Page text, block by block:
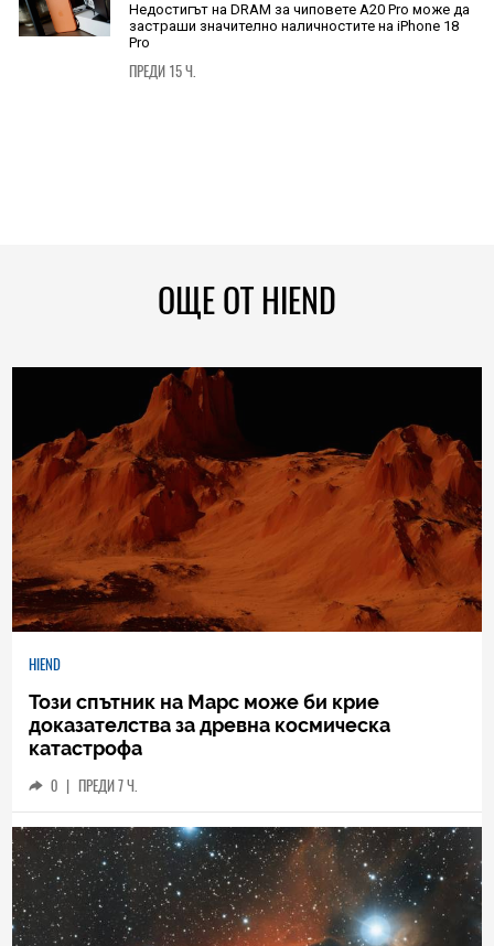
Недостигът на DRAM за чиповете A20 Pro може да
застраши значително наличностите на iPhone 18
Pro
ПРЕДИ 15 Ч.
ОЩЕ ОТ HIEND
HIEND
Този спътник на Марс може би крие
доказателства за древна космическа
катастрофа
0 | ПРЕДИ 7 Ч.